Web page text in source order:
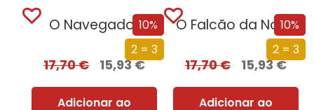
10%
2 = 3
O Navegador
17,70€ 15,93€
Adicionar ao
10%
2 = 3
O Falcão da Noite
17,70€ 15,93€
Adicionar ao